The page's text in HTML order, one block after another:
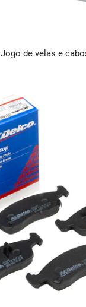
Jogo de velas e